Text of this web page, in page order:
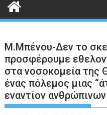
Μ.Μπένου-Δεν το
προσφέρουμε
στα νοσοκομεία της
ένας πόλεμος μιας
εναντίον